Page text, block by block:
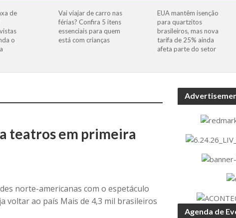
de
o
Vai viajar de carro nas
férias? Confira 5 itens
essenciais para quem
está com crianças
EUA mantêm isenção
para quartzitos
brasileiros, mas nova
tarifa de 25% ainda
afeta parte do setor
teatros em primeira
norte-americanas com o espetáculo
voltar ao país Mais de 4,3 mil brasileiros
Agenda de